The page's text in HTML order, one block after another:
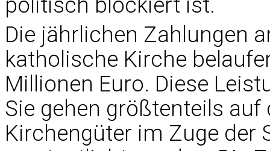
Die jährlichen Zahlungen
katholische Kirche
Millionen Euro. Diese
Sie gehen größtenteils
Kirchengüter im Zuge der